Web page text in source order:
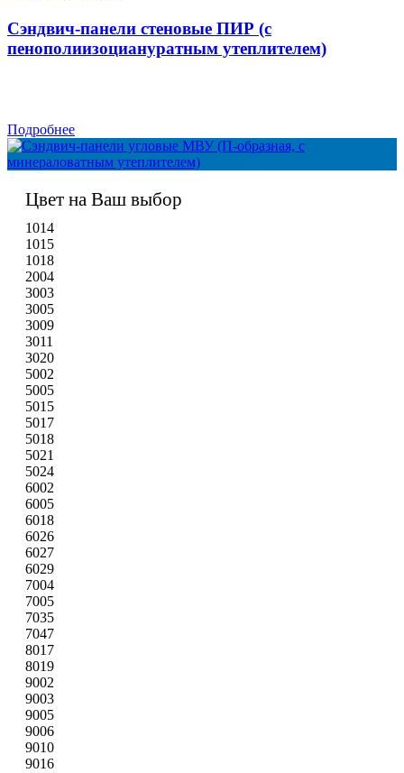
Сэндвич-панели стеновые ПИР (с
пенополиизоциануратным утеплителем)
Подробнее
Цвет на Ваш выбор
1014
1015
1018
2004
3003
3005
3009
3011
3020
5002
5005
5015
5017
5018
5021
5024
6002
6005
6018
6026
6027
6029
7004
7005
7035
7047
8017
8019
9002
9003
9005
9006
9010
9016